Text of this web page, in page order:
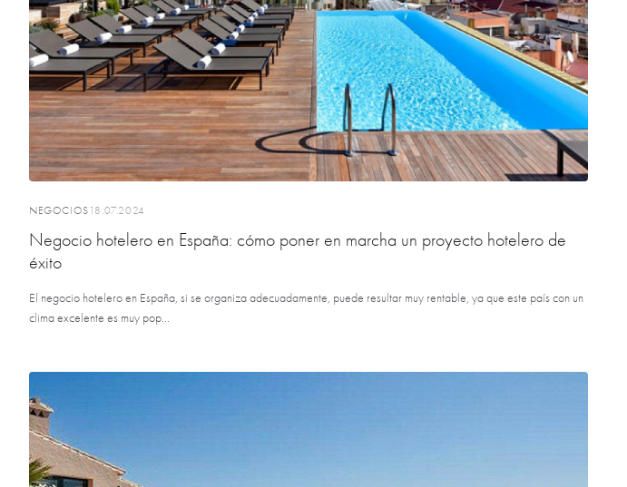
NEGOCIOS 18.07.2024
Negocio hotelero en España: cómo poner en marcha un proyecto hotelero de
éxito
El negocio hotelero en España, si se organiza adecuadamente, puede resultar muy rentable, ya que este país con un
clima excelente es muy pop...